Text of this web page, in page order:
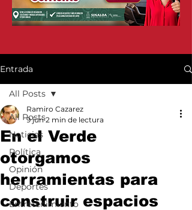
Entrada
All Posts
Noticias
Política
Opinión
Deportes
Entretenimiento
All Posts
En el Verde
otorgamos
herramientas para
construir espacios
Ramiro Cazarez
9 jun 2 min de lectura